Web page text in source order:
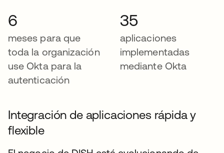
6
meses para que
toda la organización
use Okta para la
autenticación
35
aplicaciones
implementadas
mediante Okta
Integración de aplicaciones rápida y
flexible